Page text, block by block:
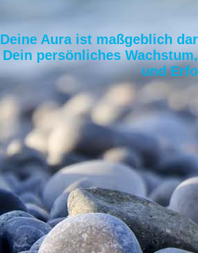
Deine Aura ist maßgeblich
Dein persönliches
und